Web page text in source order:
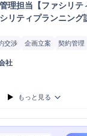
理担当【ファシリ
リティプランニング
交渉 企画立案 契約管理
ント
社
もっと見る